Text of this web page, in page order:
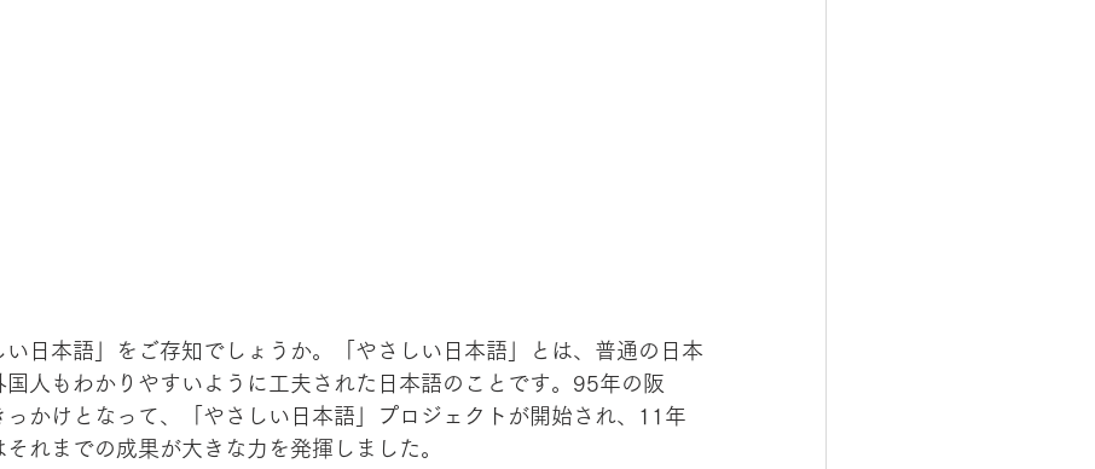
日本語」をご存知でしょうか。「やさしい日本語」とは、普通の日本
国人もわかりやすいように工夫された日本語のことです。95年の阪
かけとなって、「やさしい日本語」プロジェクトが開始され、11年
れまでの成果が大きな力を発揮しました。